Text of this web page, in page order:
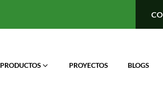
PRODUCTOS PROYECTOS BLOGS